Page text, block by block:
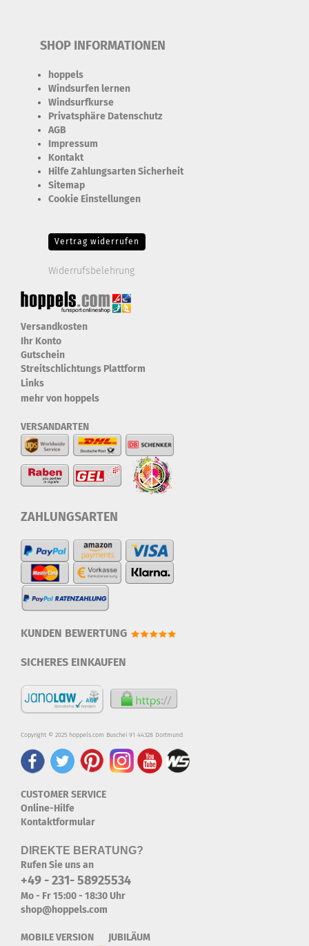
SHOP INFORMATIONEN
hoppels
Windsurfen lernen
Windsurfkurse
Privatsphäre Datenschutz
AGB
Impressum
Kontakt
Hilfe Zahlungsarten Sicherheit
Sitemap
Cookie Einstellungen
Vertrag widerrufen
Widerrufsbelehrung
Versandkosten
Ihr Konto
Gutschein
Streitschlichtungs Plattform
Links
mehr von hoppels
VERSANDARTEN
ZAHLUNGSARTEN
KUNDEN BEWERTUNG
SICHERES EINKAUFEN
Copyright © 2025 hoppels.com Buschei 91 44328 Dortmund
CUSTOMER SERVICE
Online-Hilfe
Kontaktformular
DIREKTE BERATUNG?
Rufen Sie uns an
+49 - 231- 58925534
Mo - Fr 15:00 - 18:30 Uhr
shop@hoppels.com
MOBILE VERSION JUBILÄUM